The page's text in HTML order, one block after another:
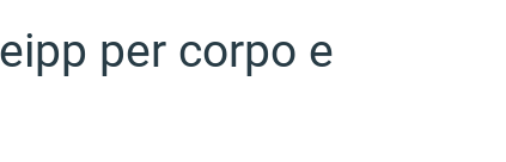
per corpo e